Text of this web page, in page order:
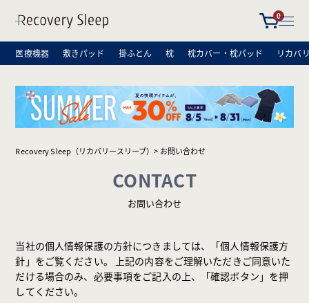
0
医療機器 敷きパッド 掛ふとん 枕 枕カバー・枕パッド リカバ
Recovery Sleep（リカバリースリープ） お問い合わせ
CONTACT
お問い合わせ
当社の個人情報保護の方針につきましては、「個人情報保護方
針」をご覧ください。
上記の内容をご理解いただきご同意いた
だける場合のみ、必要事項をご記入の上、「確認ボタン」を押
してください。